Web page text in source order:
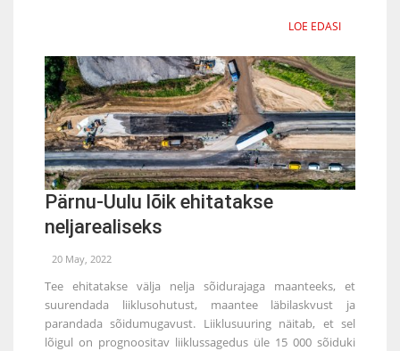
LOE EDASI
Pärnu-Uulu lõik ehitatakse
neljarealiseks
20 May, 2022
Tee ehitatakse välja nelja sõidurajaga maanteeks, et
suurendada liiklusohutust, maantee läbilaskvust ja
parandada sõidumugavust. Liiklusuuring näitab, et sel
lõigul on prognoositav liiklussagedus üle 15 000 sõiduki